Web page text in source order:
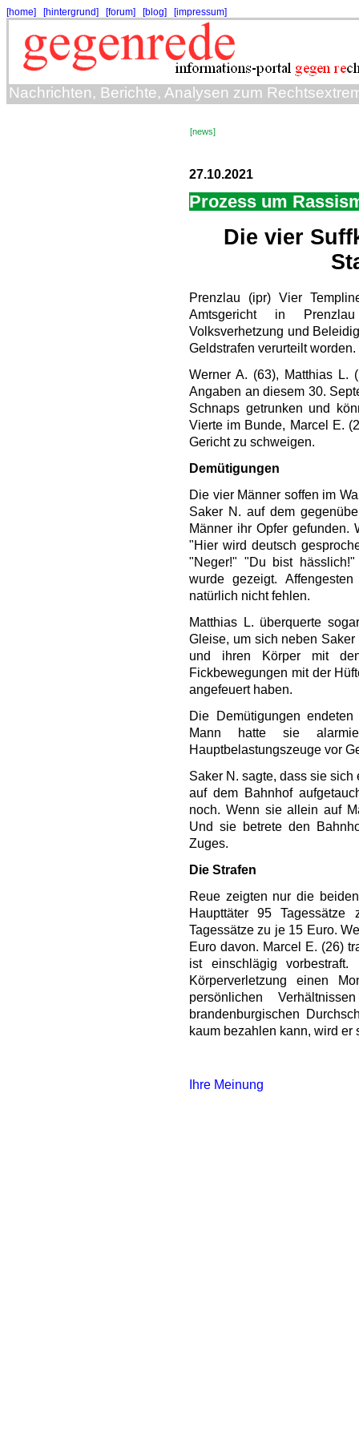
[home] [hintergrund] [forum] [blog] [impressum]
Nachrichten, Berichte, Analysen zum
[news]
27.10.2021
Prozess um
Die vier
Prenzlau (ipr) Vier
Amtsgericht in
Volksverhetzung und
Geldstrafen verurteilt
Werner A. (63), Matthias L.
Angaben an diesem 30.
Schnaps getrunken und
Vierte im Bunde, Marcel E.
Gericht zu schweigen.
Demütigungen
Die vier Männer soffen im
Saker N. auf dem
Männer ihr Opfer gefunden.
"Hier wird deutsch
"Neger!" "Du bist
wurde gezeigt.
natürlich nicht fehlen.
Matthias L. überquerte
Gleise, um sich neben
und ihren Körper mit
Fickbewegungen mit der
angefeuert haben.
Die Demütigungen
Mann hatte sie
Hauptbelastungszeuge vor
Saker N. sagte, dass sie
auf dem Bahnhof
noch. Wenn sie allein auf
Und sie betrete den
Zuges.
Die Strafen
Reue zeigten nur die
Haupttäter 95
Tagessätze zu je 15 Euro.
Euro davon. Marcel E. (26)
ist einschlägig
Körperverletzung einen
persönlichen
brandenburgischen
kaum bezahlen kann, wird er
Ihre Meinung